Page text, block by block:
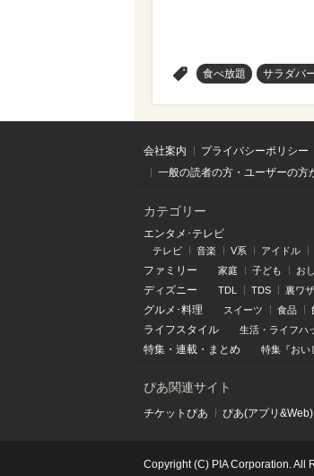
食べ放題 サラダバ
会社案内 プライバシーポリシー
一般の読者の方・ユーザーの方
カテゴリー
エンタメ･テレビ
テレビ 音楽 V系 アイドル
ファミリー 家庭 子ども お
ディズニー TDL TDS 裏ワ
グルメ･料理 スイーツ 食品
ライフスタイル 生活・ライフハ
特集 ・ 連載 ・ まとめ 特集『おい
ぴあ関連サイト
チケットぴあ ぴあ(アプリ&Web)
Copyright (C) PIA Corporation. All